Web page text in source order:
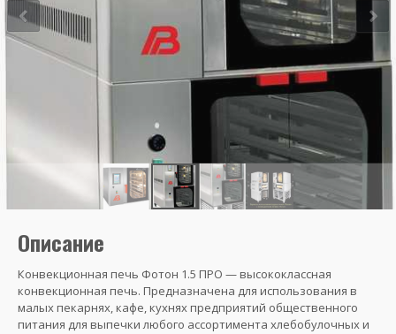
Описание
Конвекционная печь Фотон 1.5 ПРО — высококлассная
конвекционная печь. Предназначена для использования в
малых пекарнях, кафе, кухнях предприятий общественного
питания для выпечки любого ассортимента хлебобулочных и